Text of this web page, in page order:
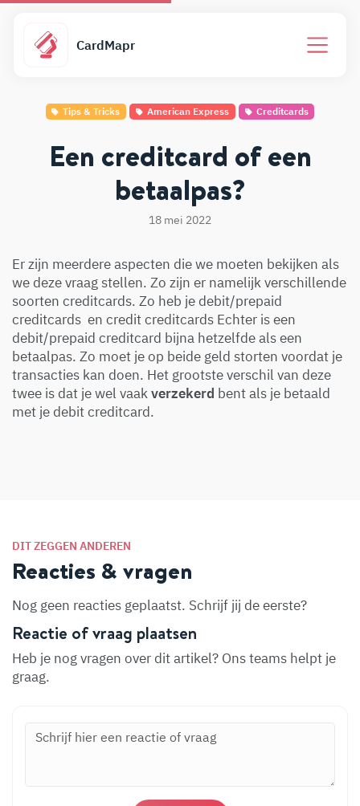
CardMapr
Tips & Tricks American Express Creditcards
Een creditcard of een
betaalpas?
18 mei 2022
Er zijn meerdere aspecten die we moeten bekijken als
we deze vraag stellen. Zo zijn er namelijk verschillende
soorten creditcards. Zo heb je debit/prepaid
creditcards en credit creditcards Echter is een
debit/prepaid creditcard bijna hetzelfde als een
betaalpas. Zo moet je op beide geld storten voordat je
transacties kan doen. Het grootste verschil van deze
twee is dat je wel vaakverzekerd bent als je betaald
met je debit creditcard.
DIT ZEGGEN ANDEREN
Reacties & vragen
Nog geen reacties geplaatst. Schrijf jij de eerste?
Reactie of vraag plaatsen
Heb je nog vragen over dit artikel? Ons teams helpt je
graag.